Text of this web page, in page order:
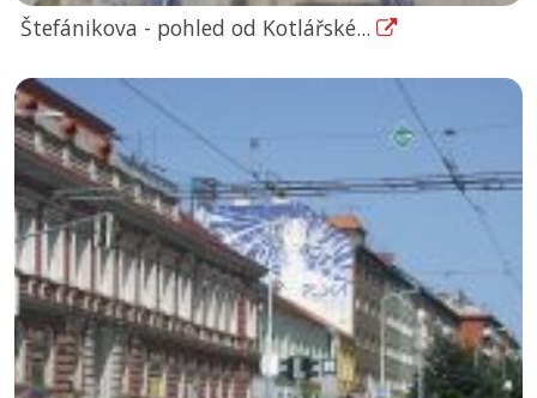
Štefánikova - pohled od Kotlářské...